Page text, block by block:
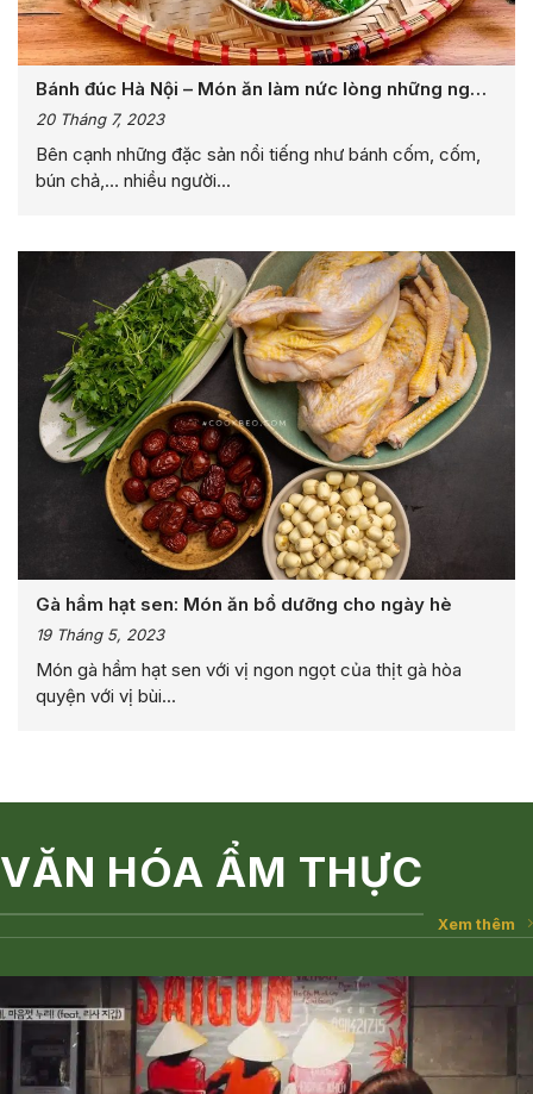
Bánh đúc Hà Nội – Món ăn làm nức lòng những người
Hà thành đi xa
20 Tháng 7, 2023
Bên cạnh những đặc sản nổi tiếng như bánh cốm, cốm,
bún chả,… nhiều người...
Gà hầm hạt sen: Món ăn bổ dưỡng cho ngày hè
19 Tháng 5, 2023
Món gà hầm hạt sen với vị ngon ngọt của thịt gà hòa
quyện với vị bùi...
VĂN HÓA ẨM THỰC
Xem thêm